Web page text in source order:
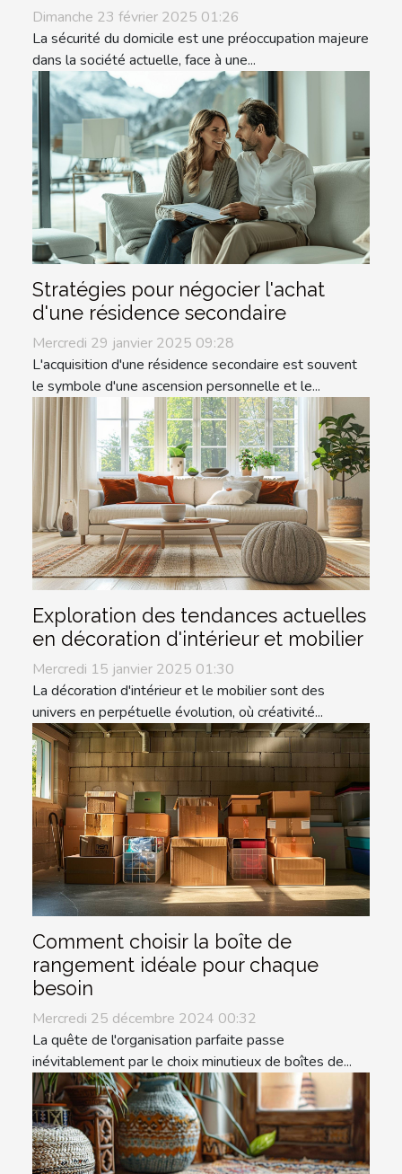
Dimanche 23 février 2025 01:26
La sécurité du domicile est une préoccupation majeure
dans la société actuelle, face à une...
Stratégies pour négocier l'achat
d'une résidence secondaire
Mercredi 29 janvier 2025 09:28
L'acquisition d'une résidence secondaire est souvent
le symbole d'une ascension personnelle et le...
Exploration des tendances actuelles
en décoration d'intérieur et mobilier
Mercredi 15 janvier 2025 01:30
La décoration d'intérieur et le mobilier sont des
univers en perpétuelle évolution, où créativité...
Comment choisir la boîte de
rangement idéale pour chaque
besoin
Mercredi 25 décembre 2024 00:32
La quête de l'organisation parfaite passe
inévitablement par le choix minutieux de boîtes de...